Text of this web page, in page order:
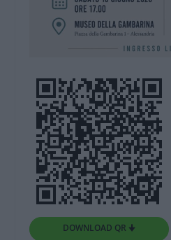
DOWNLOAD QR 🠋